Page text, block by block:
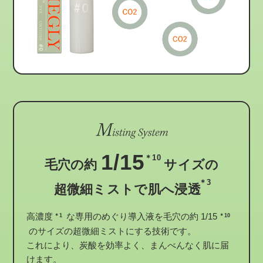
毛穴の約 1/15 ＊10サイズの
超微細ミストで肌へ浸透＊3
高濃度 ＊1 な専用のめぐり導入液を毛穴の約 1/15 ＊10
のサイズの超微細ミストにする技術です。
これにより、炭酸を効率よく、まんべんなく肌に届
けます。